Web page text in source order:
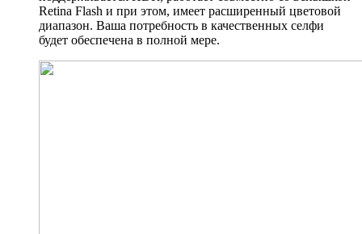
Retina Flash и при этом, имеет расширенный цветовой
диапазон. Ваша потребность в качественных селфи
будет обеспечена в полной мере.